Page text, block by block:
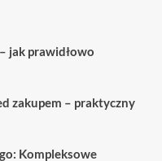
jak prawidłowo
zakupem – praktyczny
Kompleksowe